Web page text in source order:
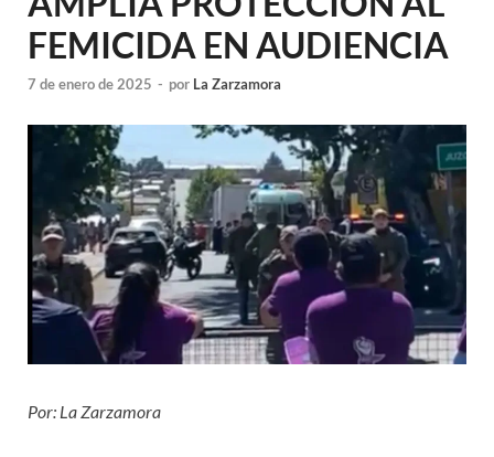
FEMICIDA EN AUDIENCIA
7 de enero de 2025 - por La Zarzamora
Por: La Zarzamora